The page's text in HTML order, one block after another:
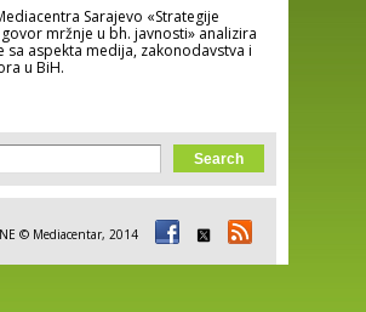
Sarajevo «Strategije
mržnje u bh. javnosti» analizira
sa aspekta medija, zakonodavstva i
u BiH.
form
© Mediacentar, 2014